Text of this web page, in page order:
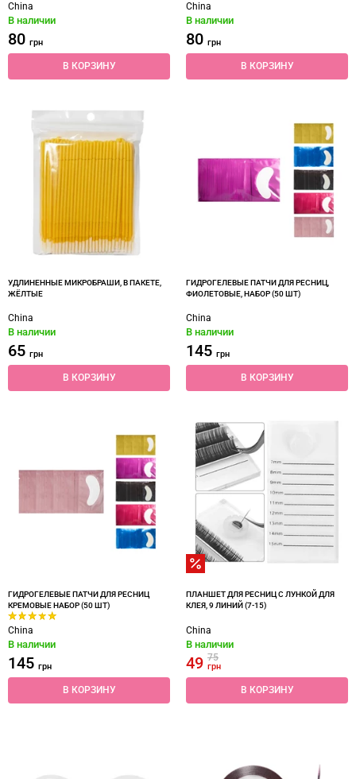
China
В наличии
80 грн
В КОРЗИНУ
China
В наличии
80 грн
В КОРЗИНУ
УДЛИНЕННЫЕ МИКРОБРАШИ, В ПАКЕТЕ,
ЖЁЛТЫЕ
China
В наличии
65 грн
В КОРЗИНУ
ГИДРОГЕЛЕВЫЕ ПАТЧИ ДЛЯ РЕСНИЦ,
ФИОЛЕТОВЫЕ, НАБОР (50 ШТ)
China
В наличии
145 грн
В КОРЗИНУ
ГИДРОГЕЛЕВЫЕ ПАТЧИ ДЛЯ РЕСНИЦ
КРЕМОВЫЕ НАБОР (50 ШТ)
China
В наличии
145 грн
В КОРЗИНУ
ПЛАНШЕТ ДЛЯ РЕСНИЦ С ЛУНКОЙ ДЛЯ
КЛЕЯ, 9 ЛИНИЙ (7-15)
China
В наличии
49 75
грн
В КОРЗИНУ